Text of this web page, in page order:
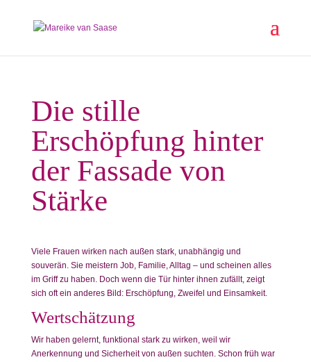
Die stille
Erschöpfung hinter
der Fassade von
Stärke
Viele Frauen wirken nach außen stark, unabhängig und
souverän. Sie meistern Job, Familie, Alltag – und scheinen alles
im Griff zu haben. Doch wenn die Tür hinter ihnen zufällt, zeigt
sich oft ein anderes Bild: Erschöpfung, Zweifel und Einsamkeit.
Wertschätzung
Wir haben gelernt, funktional stark zu wirken, weil wir
Anerkennung und Sicherheit von außen suchten. Schon früh war